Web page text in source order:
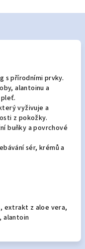
s přírodními prvky.
alantoinu a
vyživuje a
z pokožky.
buňky a povrchové
sér, krémů a
extrakt z aloe vera,
alantoin